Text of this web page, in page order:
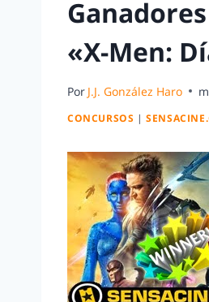
«X-Men:
Por J.J. González Haro
CONCURSOS |